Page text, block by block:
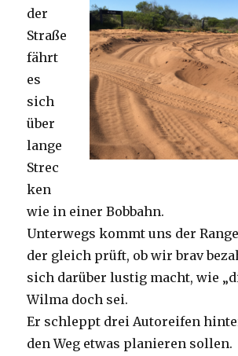
der
Straße
fährt
es
sich
über
lange
Strec
ken
wie in einer Bobbahn.
Unterwegs kommt uns der
der gleich prüft, ob wir brav
sich darüber lustig macht, wie
Wilma doch sei.
Er schleppt drei Autoreifen
den Weg etwas planieren sollen.